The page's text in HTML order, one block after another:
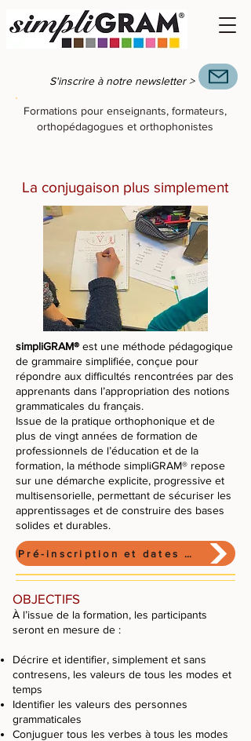
S'inscrire à notre newsletter >
Formations pour enseignants, formateurs,
orthopédagogues et orthophonistes
La conjugaison plus simplement
simpliGRAM® est une méthode pédagogique
de grammaire simplifiée, conçue pour
répondre aux difficultés rencontrées par des
apprenants dans l’appropriation des notions
grammaticales du français.
Issue de la pratique orthophonique et de
plus de vingt années de formation de
professionnels de l’éducation et de la
formation, la méthode simpliGRAM® repose
sur une démarche explicite, progressive et
multisensorielle, permettant de sécuriser les
apprentissages et de construire des bases
solides et durables.
Pré-inscription et dates des sessions
OBJECTIFS
À l’issue de la formation, les participants
seront en mesure de :
Décrire et identifier, simplement et sans
contresens, les valeurs de tous les modes et
temps
Identifier les valeurs des personnes
grammaticales
Conjuguer tous les verbes à tous les modes